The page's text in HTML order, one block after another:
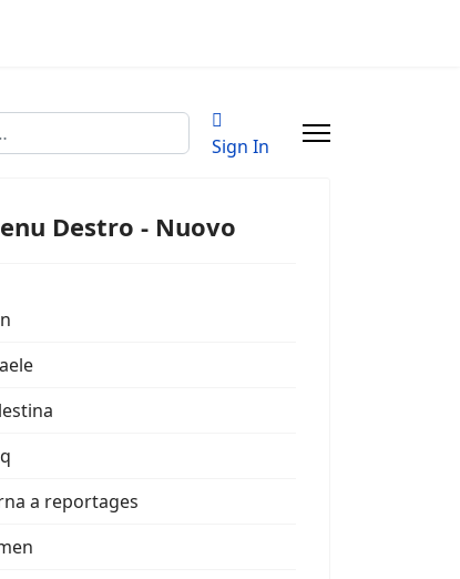
Sign In
Destro - Nuovo
a reportages